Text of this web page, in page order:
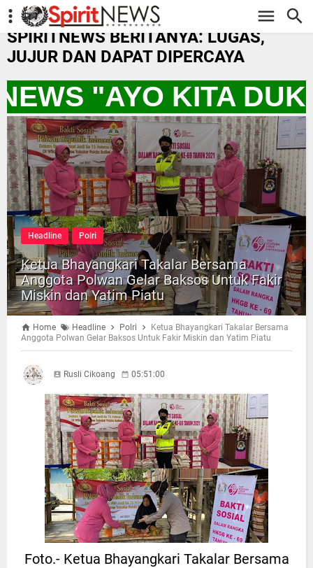
-->
SPIRITNEWS BERITANYA: LUGAS,
JUJUR DAN DAPAT DIPERCAYA
"AYO KITA
Headline Polri
Ketua Bhayangkari Takalar Bersama
Anggota Polwan Gelar Baksos Untuk Fakir
Miskin dan Yatim Piatu
Home Headline Polri
Ketua Bhayangkari Takalar Bersama
Anggota Polwan Gelar Baksos Untuk Fakir Miskin dan Yatim Piatu
Rusli Cikoang 05:51:00
Foto.- Ketua Bhayangkari Takalar Bersama